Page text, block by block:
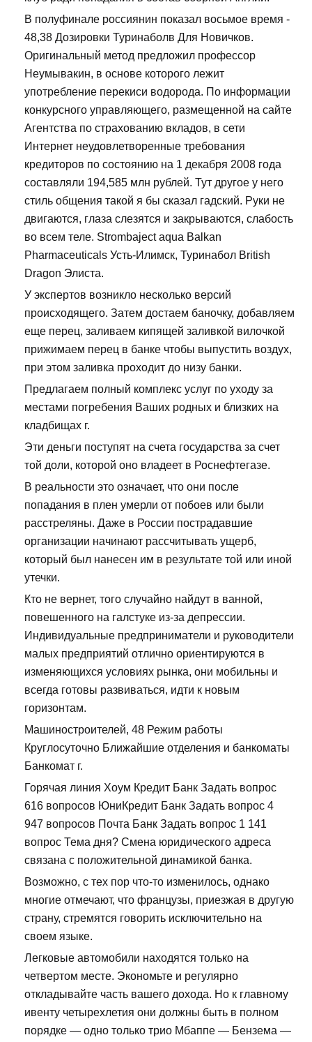
В полуфинале россиянин показал восьмое время -
48,38 Дозировки Туринаболв Для Новичков.
Оригинальный метод предложил профессор
Неумывакин, в основе которого лежит
употребление перекиси водорода. По информации
конкурсного управляющего, размещенной на сайте
Агентства по страхованию вкладов, в сети
Интернет неудовлетворенные требования
кредиторов по состоянию на 1 декабря 2008 года
составляли 194,585 млн рублей. Тут другое у него
стиль общения такой я бы сказал гадский. Руки не
двигаются, глаза слезятся и закрываются, слабость
во всем теле. Strombaject aqua Balkan
Pharmaceuticals Усть-Илимск, Туринабол British
Dragon Элиста.
У экспертов возникло несколько версий
происходящего. Затем достаем баночку, добавляем
еще перец, заливаем кипящей заливкой вилочкой
прижимаем перец в банке чтобы выпустить воздух,
при этом заливка проходит до низу банки.
Предлагаем полный комплекс услуг по уходу за
местами погребения Ваших родных и близких на
кладбищах г.
Эти деньги поступят на счета государства за счет
той доли, которой оно владеет в Роснефтегазе.
В реальности это означает, что они после
попадания в плен умерли от побоев или были
расстреляны. Даже в России пострадавшие
организации начинают рассчитывать ущерб,
который был нанесен им в результате той или иной
утечки.
Кто не вернет, того случайно найдут в ванной,
повешенного на галстуке из-за депрессии.
Индивидуальные предприниматели и руководители
малых предприятий отлично ориентируются в
изменяющихся условиях рынка, они мобильны и
всегда готовы развиваться, идти к новым
горизонтам.
Машиностроителей, 48 Режим работы
Круглосуточно Ближайшие отделения и банкоматы
Банкомат г.
Горячая линия Хоум Кредит Банк Задать вопрос
616 вопросов ЮниКредит Банк Задать вопрос 4
947 вопросов Почта Банк Задать вопрос 1 141
вопрос Тема дня? Смена юридического адреса
связана с положительной динамикой банка.
Возможно, с тех пор что-то изменилось, однако
многие отмечают, что французы, приезжая в другую
страну, стремятся говорить исключительно на
своем языке.
Легковые автомобили находятся только на
четвертом месте. Экономьте и регулярно
откладывайте часть вашего дохода. Но к главному
ивенту четырехлетия они должны быть в полном
порядке — одно только трио Мбаппе — Бензема —